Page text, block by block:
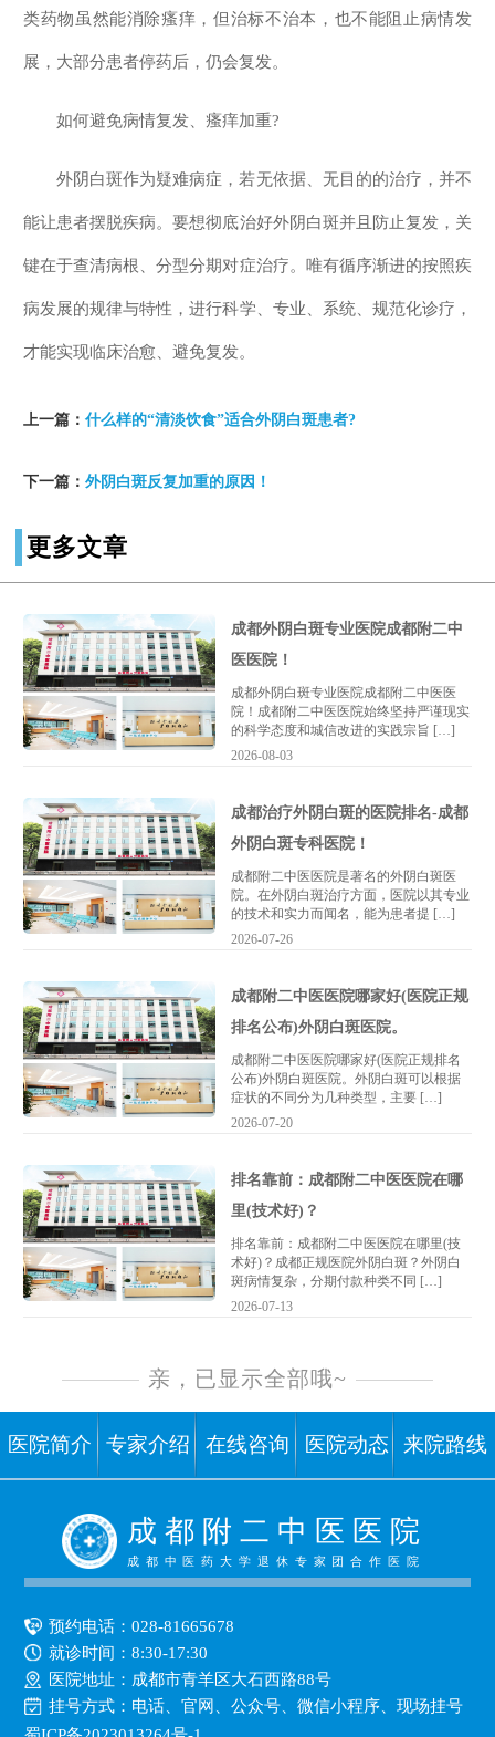
类药物虽然能消除瘙痒，但治标不治本，也不能阻止病情发
展，大部分患者停药后，仍会复发。
如何避免病情复发、瘙痒加重?
外阴白斑作为疑难病症，若无依据、无目的的治疗，并不
能让患者摆脱疾病。要想彻底治好外阴白斑并且防止复发，关
键在于查清病根、分型分期对症治疗。唯有循序渐进的按照疾
病发展的规律与特性，进行科学、专业、系统、规范化诊疗，
才能实现临床治愈、避免复发。
上一篇： 什么样的“清淡饮食”适合外阴白斑患者?
下一篇： 外阴白斑反复加重的原因！
更多文章
成都外阴白斑专业医院成都附二中
医医院！
成都外阴白斑专业医院成都附二中医医
院！成都附二中医医院始终坚持严谨现实
的科学态度和城信改进的实践宗旨 […]
2026-08-03
成都治疗外阴白斑的医院排名-成都
外阴白斑专科医院！
成都附二中医医院是著名的外阴白斑医
院。在外阴白斑治疗方面，医院以其专业
的技术和实力而闻名，能为患者提 […]
2026-07-26
成都附二中医医院哪家好(医院正规
排名公布)外阴白斑医院。
成都附二中医医院哪家好(医院正规排名
公布)外阴白斑医院。外阴白斑可以根据
症状的不同分为几种类型，主要 […]
2026-07-20
排名靠前：成都附二中医医院在哪
里(技术好)？
排名靠前：成都附二中医医院在哪里(技
术好)？成都正规医院外阴白斑？外阴白
斑病情复杂，分期付款种类不同 […]
2026-07-13
亲，已显示全部哦~
医院简介 专家介绍 在线咨询 医院动态 来院路线
成 都 附 二 中 医 医 院
成都中医药大学退休专家团合作医院
预约电话：028-81665678
就诊时间：8:30-17:30
医院地址：成都市青羊区大石西路88号
挂号方式： 电话、官网、公众号、微信小程序、现场挂号